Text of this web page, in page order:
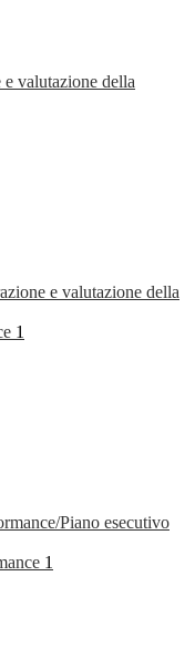
valutazione della
e valutazione della
1
Piano esecutivo
1